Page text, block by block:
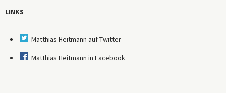
LINKS
Matthias Heitmann auf Twitter
Matthias Heitmann in Facebook